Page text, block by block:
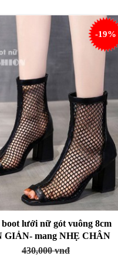
lưới nữ gót vuông 8cm
GIẢN- mang NHẸ CHÂN
thoải mái đi bộ GBN22A
430,000 vnđ
-19%